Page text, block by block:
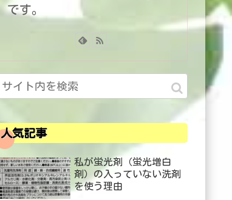
です。
人気記事
私が蛍光剤（蛍光増白
剤）の入っていない洗剤
を使う理由